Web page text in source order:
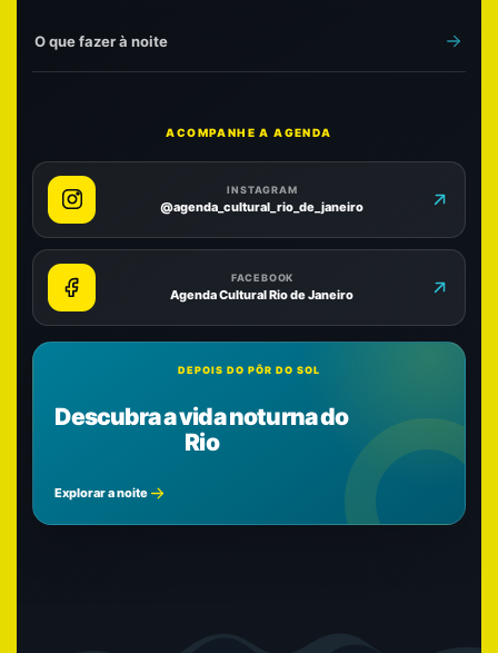
O que fazer à noite
ACOMPANHE A AGENDA
INSTAGRAM
@agenda_cultural_rio_de_janeiro
FACEBOOK
Agenda Cultural Rio de Janeiro
DEPOIS DO PÔR DO SOL
Descubra a vida noturna do
Rio
Explorar a noite